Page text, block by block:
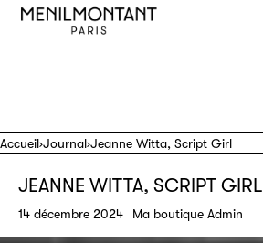
IGNORER ET PASSER AU CONTENU
Accueil›Journal›Jeanne Witta, Script Girl
JEANNE WITTA, SCRIPT GIRL
14 décembre 2024 Ma boutique Admin